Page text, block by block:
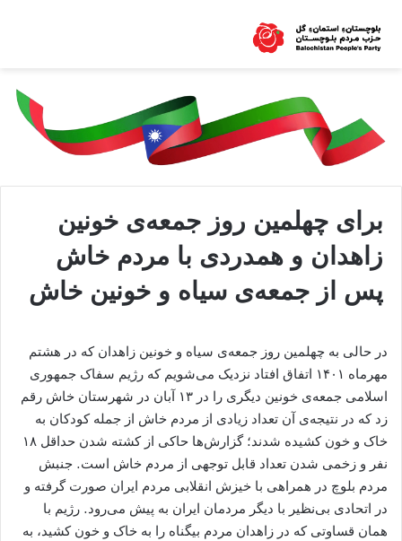
برای چهلمین روز جمعه‌ی خونین
زاهدان و همدردی با مردم خاش
پس از جمعه‌ی سیاه و خونین خاش
در حالی به چھلمین روز جمعه‌ی سیاه و خونین زاھدان که در ھشتم
مھرماه ۱۴۰۱ اتفاق افتاد نزدیک می‌شویم که رژیم سفاک جمهوری
اسلامی جمعه‌ی خونین دیگری را در ۱۳ آبان در شهرستان خاش رقم
زد که در نتیجه‌ی آن تعداد زیادی از مردم خاش از جمله کودکان به
خاک و خون کشیده شدند؛ گزارش‌ها حاکی از کشته شدن حداقل ۱۸
نفر و زخمی شدن تعداد قابل توجهی از مردم خاش است. جنبش
مردم بلوچ در همراهی با خیزش انقلابی مردم ایران صورت گرفته و
در اتحادی بی‌نظیر با دیگر مردمان ایران به پیش می‌رود. رژیم با
همان قساوتی که در زاهدان مردم بیگناه را به خاک و خون کشید، به